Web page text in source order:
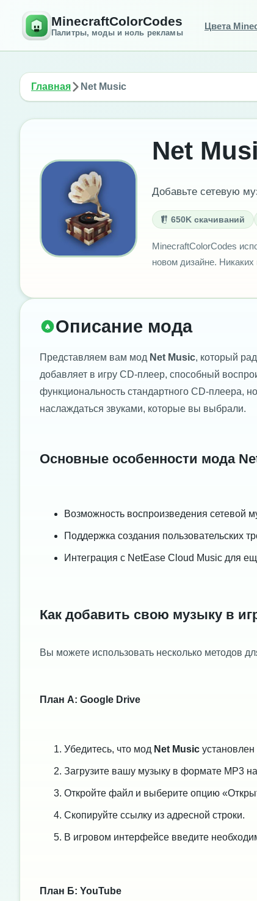
MinecraftColorCodes
Палитры, моды и ноль рекламы
Цвета
Главная Net Music
Net
Добавьте сетевую
650K скачиваний
MinecraftColorCodes
новом дизайне.
Описание мода
Представляем вам мод Net Music, который
добавляет в игру CD-плеер, способный
функциональность стандартного CD-плеера,
наслаждаться звуками, которые вы выбрали.
Основные особенности мода
Возможность воспроизведения сетевой
Поддержка создания пользовательских
Интеграция с NetEase Cloud Music для
Как добавить свою музыку в
Вы можете использовать несколько методов
План А: Google Drive
Убедитесь, что мод Net Music
Загрузите вашу музыку в формате MP3
Откройте файл и выберите опцию
Скопируйте ссылку из адресной строки.
В игровом интерфейсе введите
План Б: YouTube